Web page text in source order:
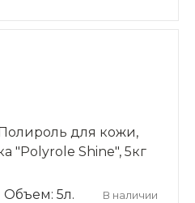
для кожи,
"Polyrole Shine", 5кг
Объем: 5л. В наличии